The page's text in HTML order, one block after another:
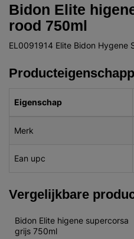
Bidon Elite
rood 750ml
EL0091914 Elite Bidon Hygene
Eigenschap
Merk
Ean upc
Vergelijkbare
Bidon Elite higene supercorsa
grijs 750ml